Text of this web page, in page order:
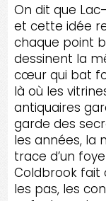
On dit que
et cette idée
chaque point
dessinent la
cœur qui bat
là où les
antiquaires
garde des
les années, la
trace d’un
Coldbrook fait
les pas, les